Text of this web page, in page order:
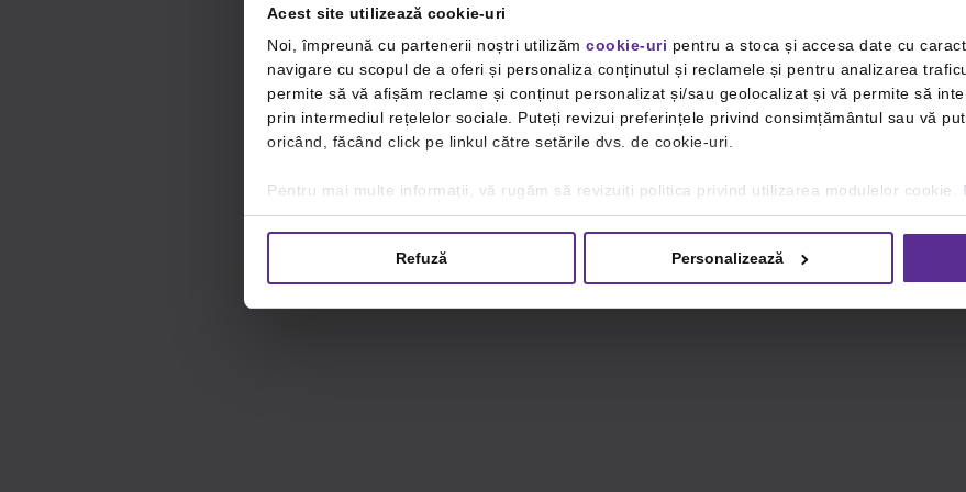
Acest site utilizează cookie-uri
Noi, împreună cu partenerii noștri utilizăm cookie-uri pentru a stoca și accesa date cu
navigare cu scopul de a oferi și personaliza conținutul și reclamele și pentru analizarea
permite să vă afișăm reclame și conținut personalizat și/sau geolocalizat și vă permite să
prin intermediul rețelelor sociale. Puteți revizui preferințele privind consimțământul sau vă
oricând, făcând click pe linkul către setările dvs. de cookie-uri.
Pentru mai multe informații, vă rugăm să revizuiți politica privind utilizarea modulelor cookie.
Refuză Personalizează